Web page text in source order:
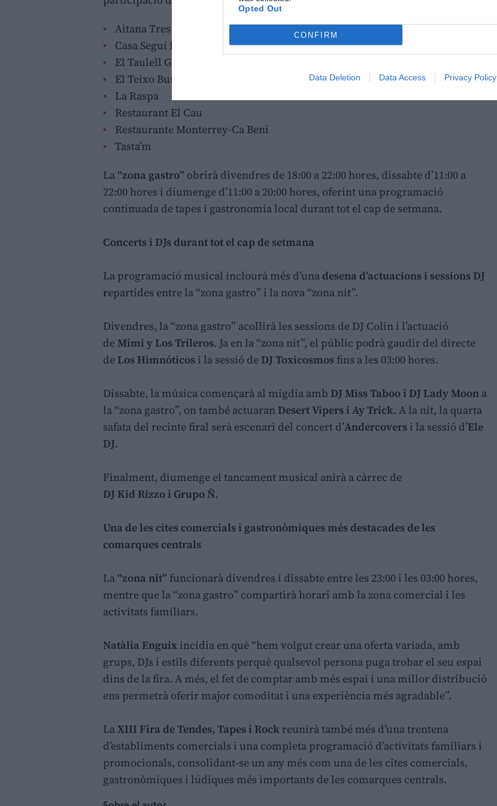
Opted Out
CONFIRM
Data Deletion Data Access Privacy Policy
Aitana Tres Events
Casa Seguí Restaurant
El Taulell Gastronòmic
El Teixo Burger & Beer
La Raspa
Restaurant El Cau
Restaurante Monterrey-Ca Beni
Tasta’m
La “zona gastro” obrirà divendres de 18:00 a 22:00 hores, dissabte d’11:00 a
22:00 hores i diumenge d’11:00 a 20:00 hores, oferint una programació
continuada de tapes i gastronomia local durant tot el cap de setmana.
Concerts i DJs durant tot el cap de setmana
La programació musical inclourà més d’una desena d’actuacions i sessions DJ
repartides entre la “zona gastro” i la nova “zona nit”.
Divendres, la “zona gastro” acollirà les sessions de DJ Colin i l’actuació
deMimi y Los Trileros. Ja en la “zona nit”, el públic podrà gaudir del directe
de Los Himnóticos i la sessió de DJ Toxicosmos fins a les 03:00 hores.
Dissabte, la música començarà al migdia amb DJ Miss Taboo i DJ Lady Moon a
la “zona gastro”, on també actuaran Desert Vipers i Ay Trick. A la nit, la quarta
safata del recinte firal serà escenari del concert d’Andercovers i la sessió d’Ele
DJ.
Finalment, diumenge el tancament musical anirà a càrrec de
DJ Kid Rizzo i Grupo Ñ.
Una de les cites comercials i gastronòmiques més destacades de les
comarques centrals
La “zona nit” funcionarà divendres i dissabte entre les 23:00 i les 03:00 hores,
mentre que la “zona gastro” compartirà horari amb la zona comercial i les
activitats familiars.
Natàlia Enguix incidia en què “hem volgut crear una oferta variada, amb
grups, DJs i estils diferents perquè qualsevol persona puga trobar el seu espai
dins de la fira. A més, el fet de comptar amb més espai i una millor distribució
ens permetrà oferir major comoditat i una experiència més agradable”.
LaXIII Fira de Tendes, Tapes i Rock reunirà també més d’una trentena
d’establiments comercials i una completa programació d’activitats familiars i
promocionals, consolidant-se un any més com una de les cites comercials,
gastronòmiques i lúdiques més importants de les comarques centrals.